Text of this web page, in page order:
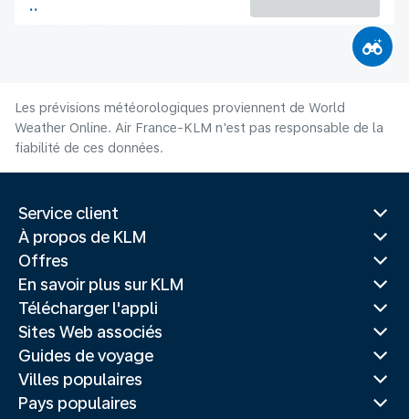
Durée du vol
Les prévisions météorologiques proviennent de World
Weather Online. Air France-KLM n'est pas responsable de la
fiabilité de ces données.
Service client
À propos de KLM
Offres
En savoir plus sur KLM
Télécharger l'appli
Sites Web associés
Guides de voyage
Villes populaires
Pays populaires